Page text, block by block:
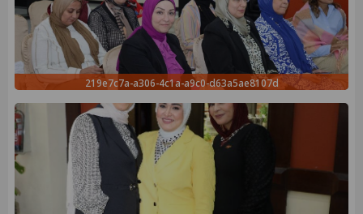
219e7c7a-a306-4c1a-a9c0-d63a5ae8107d